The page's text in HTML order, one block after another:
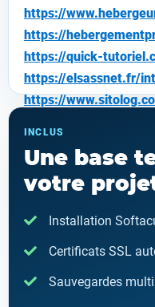
https://
https://
https://quick-
https://elsassnet.fr/
https://
https://
INCLUS
Une base
votre
Installation
Certificats SSL
Sauvegardes